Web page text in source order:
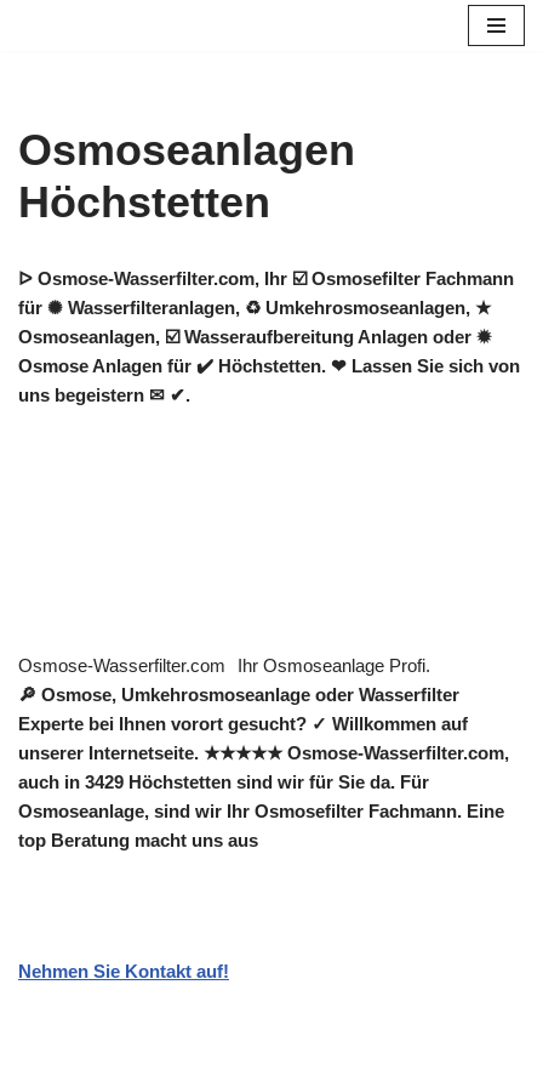
Osmoseanlagen
Höchstetten
ᐅ Osmose-Wasserfilter.com, Ihr ☑️ Osmosefilter Fachmann
für ✺ Wasserfilteranlagen, ♻ Umkehrosmoseanlagen, ★
Osmoseanlagen, ☑️ Wasseraufbereitung Anlagen oder ✹
Osmose Anlagen für ✔️ Höchstetten. ❤ Lassen Sie sich von
uns begeistern ✉ ✔.
Osmose-Wasserfilter.com
Ihr Osmoseanlage Profi.
🔎 Osmose, Umkehrosmoseanlage oder Wasserfilter
Experte bei Ihnen vorort gesucht? ✓ Willkommen auf
unserer Internetseite. ★★★★★ Osmose-Wasserfilter.com,
auch in 3429 Höchstetten sind wir für Sie da. Für
Osmoseanlage, sind wir Ihr Osmosefilter Fachmann. Eine
top Beratung macht uns aus
Nehmen Sie Kontakt auf!